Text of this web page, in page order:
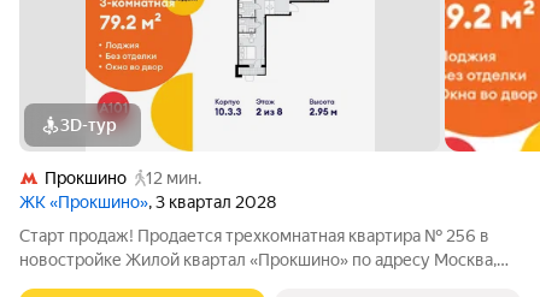
3D-тур
Прокшино
12 мин.
ЖК «Прокшино», 3 квартал 2028
Старт продаж! Продается трехкомнатная квартира № 256 в
новостройке Жилой квартал «Прокшино» по адресу Москва,